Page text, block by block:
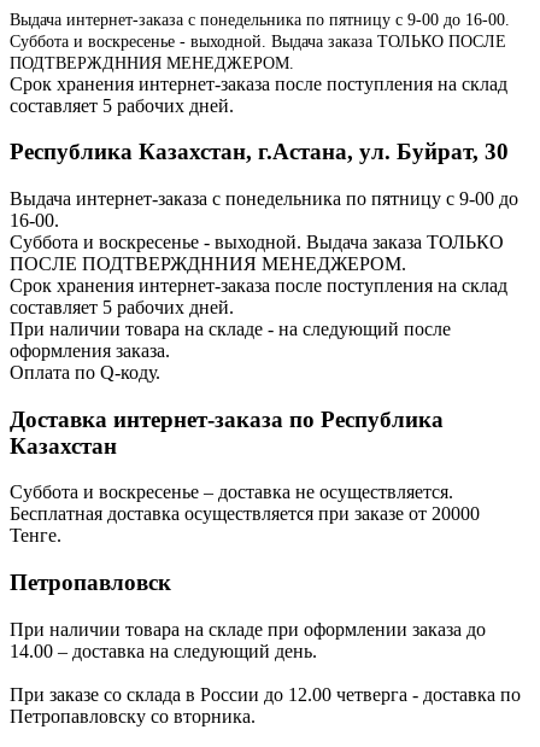
Выдача интернет-заказа с понедельника по пятницу с 9-00 до 16-00.
Суббота и воскресенье - выходной. Выдача заказа ТОЛЬКО ПОСЛЕ
ПОДТВЕРЖДННИЯ МЕНЕДЖЕРОМ.
Срок хранения интернет-заказа после поступления на склад
составляет 5 рабочих дней.
Республика Казахстан, г.Астана, ул. Буйрат, 30
Выдача интернет-заказа с понедельника по пятницу с 9-00 до
16-00.
Суббота и воскресенье - выходной. Выдача заказа ТОЛЬКО
ПОСЛЕ ПОДТВЕРЖДННИЯ МЕНЕДЖЕРОМ.
Срок хранения интернет-заказа после поступления на склад
составляет 5 рабочих дней.
При наличии товара на складе - на следующий после
оформления заказа.
Оплата по Q-коду.
Доставка интернет-заказа по Республика
Казахстан
Суббота и воскресенье – доставка не осуществляется.
Бесплатная доставка осуществляется при заказе от 20000
Тенге.
Петропавловск
При наличии товара на складе при оформлении заказа до
14.00 – доставка на следующий день.
При заказе со склада в России до 12.00 четверга - доставка по
Петропавловску со вторника.